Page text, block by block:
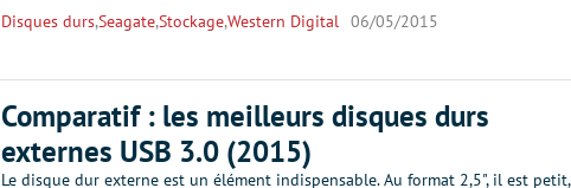
Disques durs,Seagate,Stockage,Western Digital 06/05/2015
Comparatif : les meilleurs disques durs
externes USB 3.0 (2015)
Le disque dur externe est un élément indispensable. Au format 2,5", il est petit,